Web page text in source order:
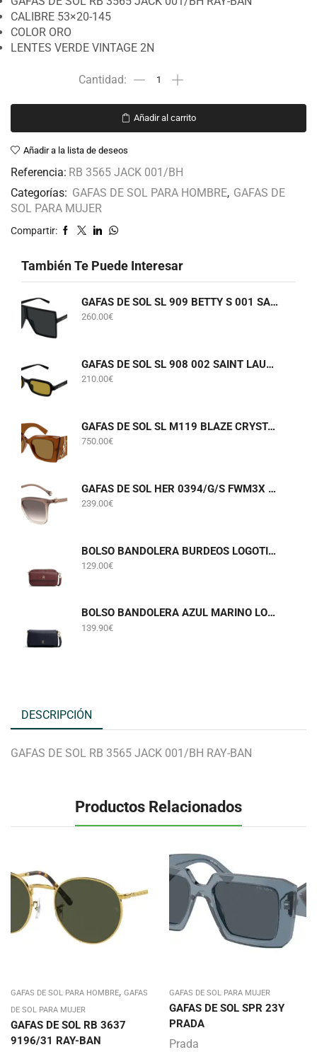
CALIBRE 53×20-145
COLOR ORO
LENTES VERDE VINTAGE 2N
Añadir al carrito
Añadir a la lista de deseos
Referencia: RB 3565 JACK 001/BH
Categorías: GAFAS DE SOL PARA HOMBRE, GAFAS DE
SOL PARA MUJER
Compartir:
También Te Puede Interesar
GAFAS DE SOL SL 909 BETTY S 001 SAINT LAURENT
260.00€
GAFAS DE SOL SL 908 002 SAINT LAURENT
210.00€
GAFAS DE SOL SL M119 BLAZE CRYSTAL 002 SAINT LAURENT
750.00€
GAFAS DE SOL HER 0394/G/S FWM3X CAROLINA HERRERA
239.00€
BOLSO BANDOLERA BURDEOS LOGOTIPADO TOMMY HILFIGER AWA0W18922
129.00€
BOLSO BANDOLERA AZUL MARINO LOGOTIPADO TOMMY HILFIGER AW0AW18997
139.90€
DESCRIPCIÓN
GAFAS DE SOL RB 3565 JACK 001/BH RAY-BAN
Productos Relacionados
GAFAS DE SOL PARA HOMBRE, GAFAS
DE SOL PARA MUJER
GAFAS DE SOL RB 3637
9196/31 RAY-BAN
GAFAS DE SOL PARA MUJER
GAFAS DE SOL SPR 23Y
PRADA
Prada